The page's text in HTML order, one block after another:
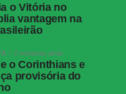
o Vitória no
vantagem na
2 semanas atrás
o Corinthians e
provisória do